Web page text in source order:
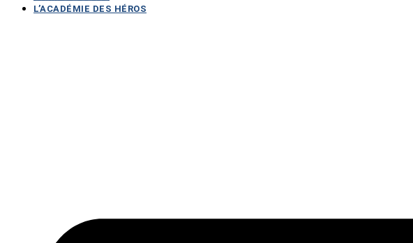
L’ACADÉMIE DES HÉROS